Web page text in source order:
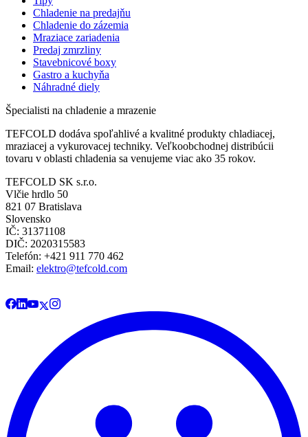
Chladenie na predajňu
Chladenie do zázemia
Mraziace zariadenia
Predaj zmrzliny
Stavebnicové boxy
Gastro a kuchyňa
Náhradné diely
Špecialisti na chladenie a mrazenie
TEFCOLD dodáva spoľahlivé a kvalitné produkty chladiacej,
mraziacej a vykurovacej techniky. Veľkoobchodnej distribúcii
tovaru v oblasti chladenia sa venujeme viac ako 35 rokov.
TEFCOLD SK s.r.o.
Vlčie hrdlo 50
821 07 Bratislava
Slovensko
IČ: 31371108
DIČ: 2020315583
Telefón: +421 911 770 462
Email: elektro@tefcold.com